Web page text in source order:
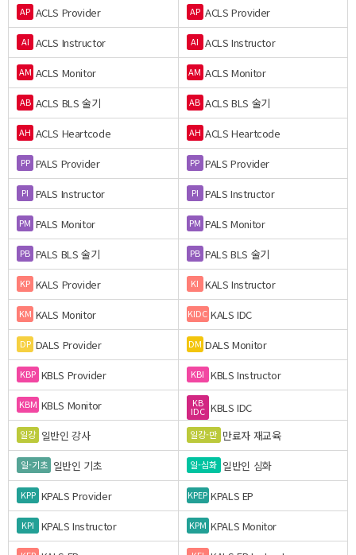
AP ACLS Provider AP ACLS Provider
AI ACLS Instructor AI ACLS Instructor
AM ACLS Monitor AM ACLS Monitor
AB ACLS BLS 술기 AB ACLS BLS 술기
AH ACLS Heartcode AH ACLS Heartcode
PP PALS Provider PP PALS Provider
PI PALS Instructor PI PALS Instructor
PM PALS Monitor PM PALS Monitor
PB PALS BLS 술기 PB PALS BLS 술기
KP KALS Provider KI KALS Instructor
KM KALS Monitor KIDC KALS IDC
DP DALS Provider DM DALS Monitor
KBP KBLS Provider KBI KBLS Instructor
KBM KBLS Monitor KB
IDC KBLS IDC
일강 일반인 강사 일강-만 만료자 재교육
일-기초 일반인 기초 일-심화 일반인 심화
KPP KPALS Provider KPEP KPALS EP
KPI KPALS Instructor KPM KPALS Monitor